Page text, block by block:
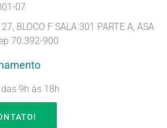
07
BLOCO F SALA 301 PARTE A, ASA
70.392-900
9h às 18h